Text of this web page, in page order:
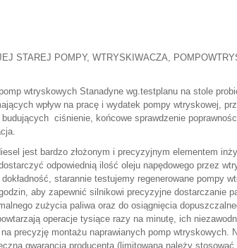
STAREJ POMPY, WTRYSKIWACZA,
wtryskowych Stanadyne wg.testplanu na stole
wpływ na pracę i wydatek pompy wtryskowej,
ciśnienie, końcowe sprawdzenie
jest bardzo złożonym i precyzyjnym elementem
odpowiednią ilość oleju napędowego przez
starannie testujemy regenerowane pompy
aby zapewnić silnikowi precyzyjne dostarczanie
zużycia paliwa oraz do osiągnięcia
operacje tysiące razy na minutę, ich
precyzję montażu naprawianych pomp wtryskowych.
gwarancją producenta (limitowana należy stosować